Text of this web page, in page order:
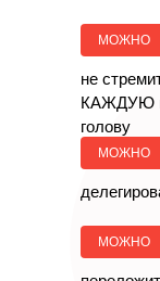
не
КАЖДУЮ
голову
МОЖНО
МОЖНО
МОЖНО